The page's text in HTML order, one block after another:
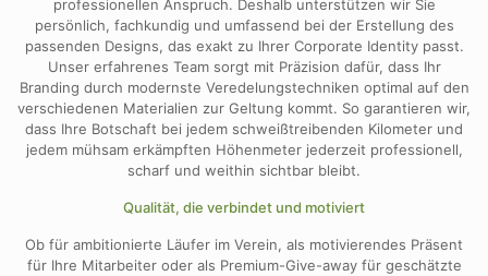
professionellen Anspruch. Deshalb unterstützen wir Sie
persönlich, fachkundig und umfassend bei der Erstellung des
passenden Designs, das exakt zu Ihrer Corporate Identity passt.
Unser erfahrenes Team sorgt mit Präzision dafür, dass Ihr
Branding durch modernste Veredelungstechniken optimal auf den
verschiedenen Materialien zur Geltung kommt. So garantieren wir,
dass Ihre Botschaft bei jedem schweißtreibenden Kilometer und
jedem mühsam erkämpften Höhenmeter jederzeit professionell,
scharf und weithin sichtbar bleibt.
Qualität, die verbindet und motiviert
Ob für ambitionierte Läufer im Verein, als motivierendes Präsent
für Ihre Mitarbeiter oder als Premium-Give-away für geschätzte